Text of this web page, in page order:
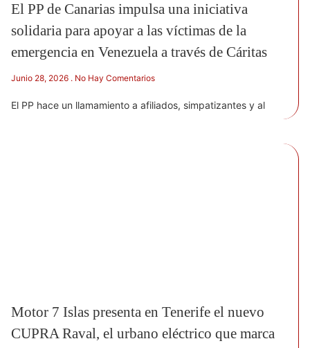
El PP de Canarias impulsa una iniciativa
solidaria para apoyar a las víctimas de la
emergencia en Venezuela a través de Cáritas
Junio 28, 2026 No Hay Comentarios
El PP hace un llamamiento a afiliados, simpatizantes y al
Motor 7 Islas presenta en Tenerife el nuevo
CUPRA Raval, el urbano eléctrico que marca